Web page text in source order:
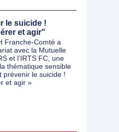
le suicide !
et agir"
Franche-Comté a
avec la Mutuelle
et l’IRTS FC, une
thématique sensible
prévenir le suicide !
et agir »